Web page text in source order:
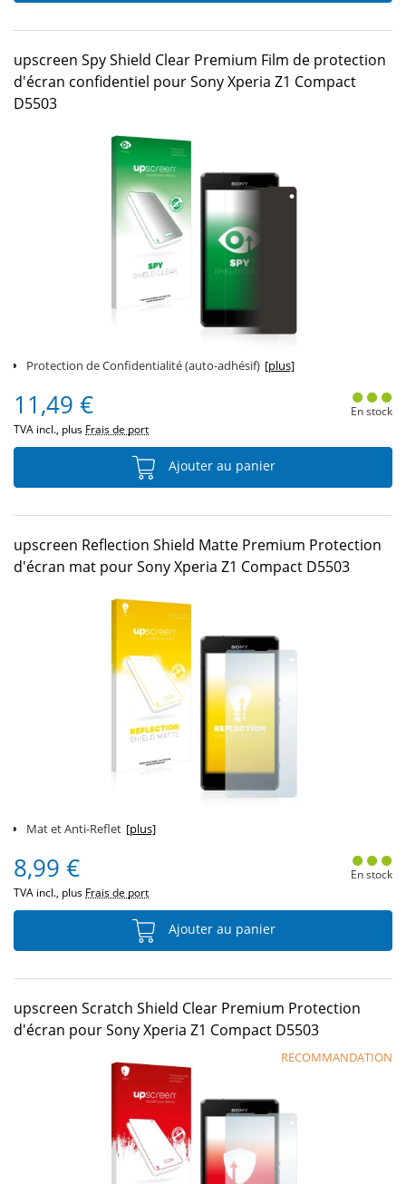
upscreen Spy Shield Clear Premium Film de protection
d'écran confidentiel pour Sony Xperia Z1 Compact
D5503
Protection de Confidentialité (auto-adhésif) [plus]
11,49 €
TVA incl., plus Frais de port
En stock
Ajouter au panier
upscreen Reflection Shield Matte Premium Protection
d'écran mat pour Sony Xperia Z1 Compact D5503
Mat et Anti-Reflet [plus]
8,99 €
TVA incl., plus Frais de port
En stock
Ajouter au panier
upscreen Scratch Shield Clear Premium Protection
d'écran pour Sony Xperia Z1 Compact D5503
RECOMMANDATION